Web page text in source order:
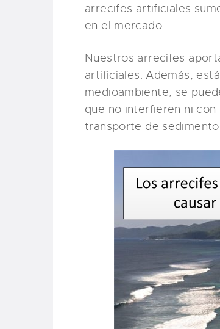
arrecifes artificiales
en el mercado.
Nuestros arrecifes
artificiales. Además,
medioambiente, se
que no interfieren ni
transporte de